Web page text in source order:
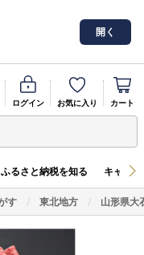
開く
ログイン お気に入り カート
ふるさと納税を知る キャン
す 東北地方 山形県大